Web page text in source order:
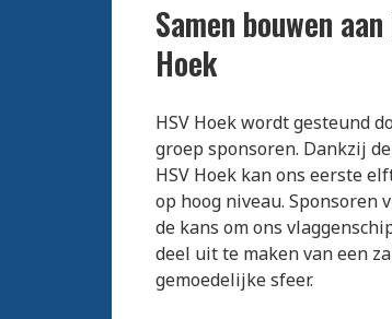
Samen bouwen
Hoek
HSV Hoek wordt gesteund
groep sponsoren. Dankzij
HSV Hoek kan ons eerste
op hoog niveau.
de kans om ons
deel uit te maken van een
gemoedelijke sfeer.